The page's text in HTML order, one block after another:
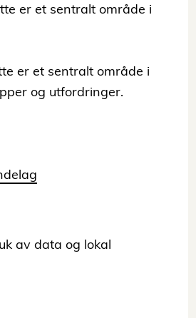
er et sentralt område i
er et sentralt område i
og utfordringer.
av data og lokal